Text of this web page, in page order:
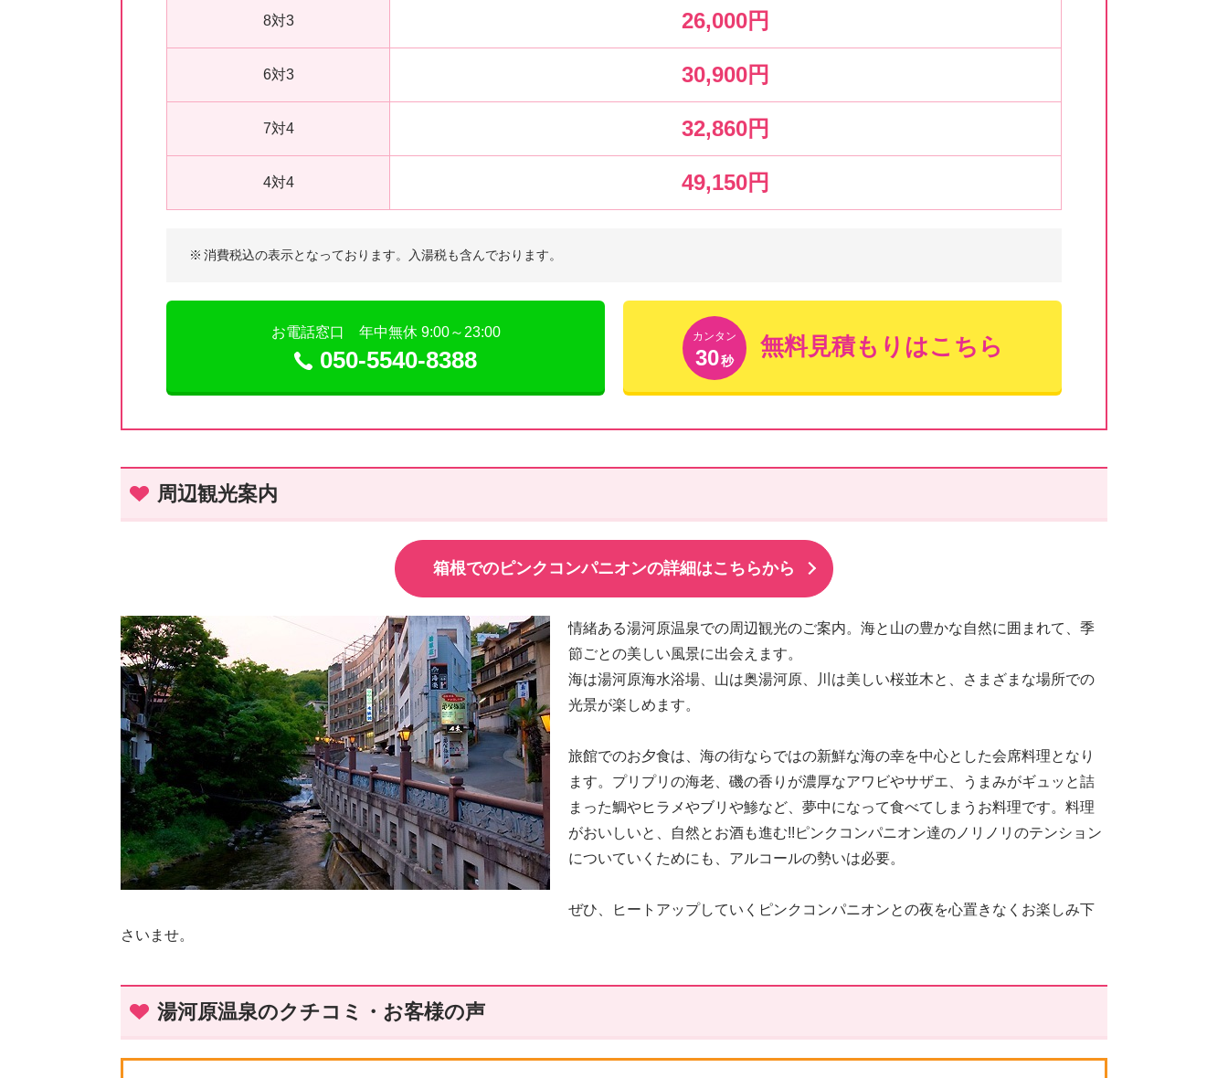
8対3 26,000円
6対3 30,900円
7対4 32,860円
4対4 49,150円
※ 消費税込の表示となっております。入湯税も含んでおります。
お電話窓口 年中無休 9:00～23:00
050-5540-8388
カンタン
30秒
無料見積もりはこちら
周辺観光案内
箱根でのピンクコンパニオンの詳細はこちらから
情緒ある湯河原温泉での周辺観光のご案内。海と山の豊かな自然に囲まれて、季
節ごとの美しい風景に出会えます。
海は湯河原海水浴場、山は奥湯河原、川は美しい桜並木と、さまざまな場所での
光景が楽しめます。
旅館でのお夕食は、海の街ならではの新鮮な海の幸を中心とした会席料理となり
ます。プリプリの海老、磯の香りが濃厚なアワビやサザエ、うまみがギュッと詰
まった鯛やヒラメやブリや鯵など、夢中になって食べてしまうお料理です。料理
がおいしいと、自然とお酒も進む!!ピンクコンパニオン達のノリノリのテンション
についていくためにも、アルコールの勢いは必要。
ぜひ、ヒートアップしていくピンクコンパニオンとの夜を心置きなくお楽しみ下
さいませ。
湯河原温泉のクチコミ・お客様の声